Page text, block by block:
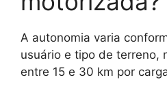
A autonomia varia
usuário e tipo de terreno,
entre 15 e 30 km por